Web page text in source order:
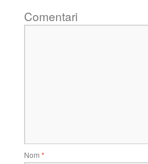
Comentari
Nom *